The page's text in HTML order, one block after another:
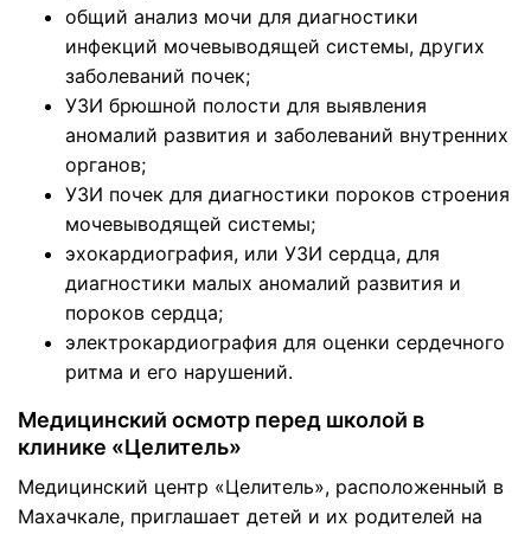
общий анализ мочи для диагностики
инфекций мочевыводящей системы, других
заболеваний почек;
УЗИ брюшной полости для выявления
аномалий развития и заболеваний внутренних
органов;
УЗИ почек для диагностики пороков строения
мочевыводящей системы;
эхокардиография, или УЗИ сердца, для
диагностики малых аномалий развития и
пороков сердца;
электрокардиография для оценки сердечного
ритма и его нарушений.
Медицинский осмотр перед школой в
клинике «Целитель»
Медицинский центр «Целитель», расположенный в
Махачкале, приглашает детей и их родителей на